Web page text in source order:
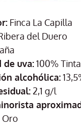
Finca La Capilla
del Duero
de uva:100%
alcohólica:
2,1 g/l
Oro